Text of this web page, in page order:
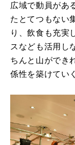
広域で動員があ
たとてつもない
り、飲食も充実
スなども活用し
ちんと山ができ
係性を築けてい